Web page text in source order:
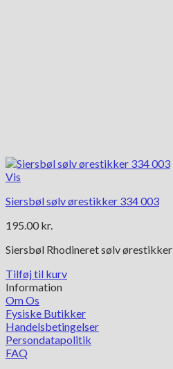
Vis
Siersbøl sølv ørestikker 334 003
195.00 kr.
Siersbøl Rhodineret sølv ørestikker
Tilføj til kurv
Information
Om Os
Fysiske Butikker
Handelsbetingelser
Persondatapolitik
FAQ